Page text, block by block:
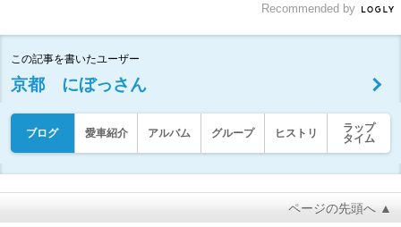
Recommended by
この記事を書いたユーザー
京都 にぼっさん
ブログ 愛車紹介 アルバム グループ ヒストリ
ラップ
タイム
ページの先頭へ ▲